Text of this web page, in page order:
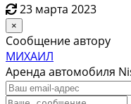
23 марта 2023
×
Сообщение автору
МИХАИЛ
Аренда автомобиля